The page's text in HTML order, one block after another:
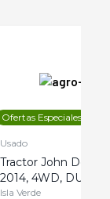
Ofertas Especiales
Usado
Tractor John Deere
2014, 4WD, DUAL
Isla Verde